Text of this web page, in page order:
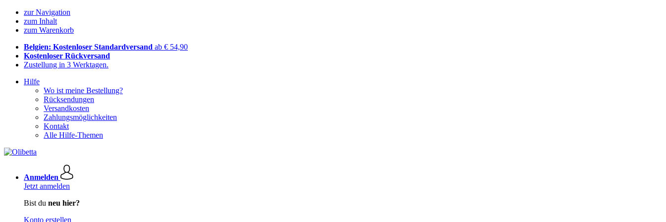
zur Navigation
zum Inhalt
zum Warenkorb
Belgien: Kostenloser Standardversand ab € 54,90
Kostenloser Rückversand
Zustellung in 3 Werktagen.
Hilfe
Wo ist meine Bestellung?
Rücksendungen
Versandkosten
Zahlungsmöglichkeiten
Kontakt
Alle Hilfe-Themen
Anmelden
Jetzt anmelden
Bist du neu hier?
Konto erstellen